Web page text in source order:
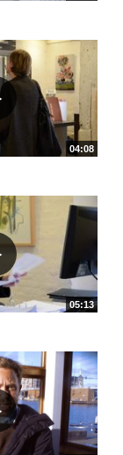
04:08
05:13